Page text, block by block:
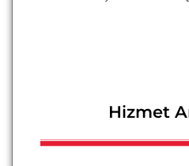
Hizmet